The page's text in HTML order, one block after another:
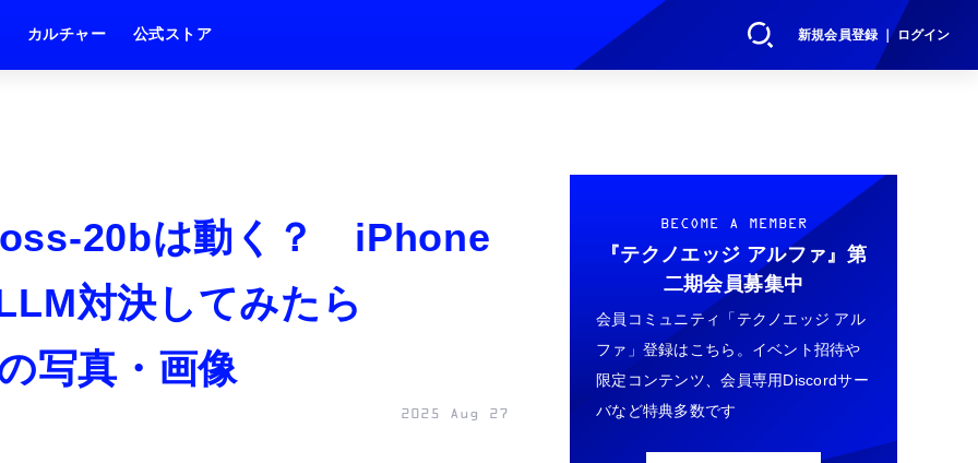
新規会員登録 ｜ ログイン
カルチャー 公式ストア
20bは動く？ iPhone
対決してみたら
写真・画像
2025 Aug 27
BECOME A MEMBER
『テクノエッジ アルファ』 第
二期会員募集中
会員コミュニティ「テクノエッジ アル
ファ」登録はこちら。イベント招待や
限定コンテンツ、会員専用Discordサー
バなど特典多数です